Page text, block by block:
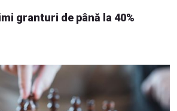
granturi de până la 40%